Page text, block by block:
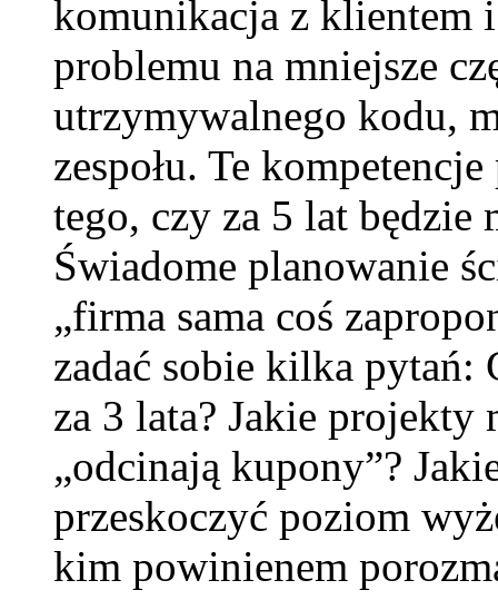
komunikacja z klientem
problemu na mniejsze
utrzymywalnego kodu,
zespołu. Te
tego, czy za 5 lat
Świadome planowanie
„firma sama coś
zadać sobie kilka pytań:
za 3 lata? Jakie
„odcinają kupony”?
przeskoczyć poziom
kim powinienem